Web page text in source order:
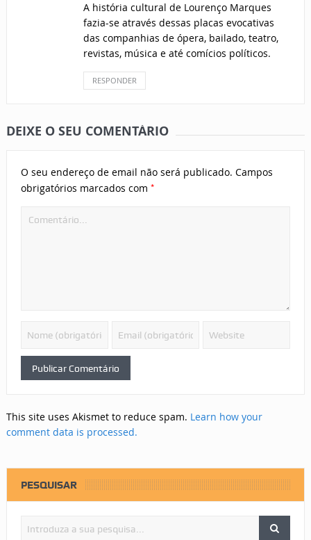
A história cultural de Lourenço Marques
fazia-se através dessas placas evocativas
das companhias de ópera, bailado, teatro,
revistas, música e até comícios políticos.
RESPONDER
DEIXE O SEU COMENTÁRIO
O seu endereço de email não será publicado. Campos
obrigatórios marcados com *
This site uses Akismet to reduce spam. Learn how your
comment data is processed.
PESQUISAR